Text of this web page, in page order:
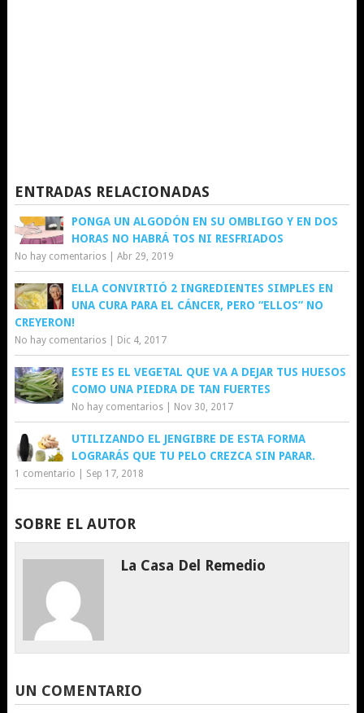
ENTRADAS RELACIONADAS
PONGA UN ALGODÓN EN SU OMBLIGO Y EN DOS
HORAS NO HABRÁ TOS NI RESFRIADOS
No hay comentarios| Abr 29, 2019
ELLA CONVIRTIÓ 2 INGREDIENTES SIMPLES EN
UNA CURA PARA EL CÁNCER, PERO “ELLOS” NO
CREYERON!
No hay comentarios| Dic 4, 2017
ESTE ES EL VEGETAL QUE VA A DEJAR TUS HUESOS
COMO UNA PIEDRA DE TAN FUERTES
No hay comentarios| Nov 30, 2017
UTILIZANDO EL JENGIBRE DE ESTA FORMA
LOGRARÁS QUE TU PELO CREZCA SIN PARAR.
1 comentario Sep 17, 2018
SOBRE EL AUTOR
La Casa Del Remedio
UN COMENTARIO